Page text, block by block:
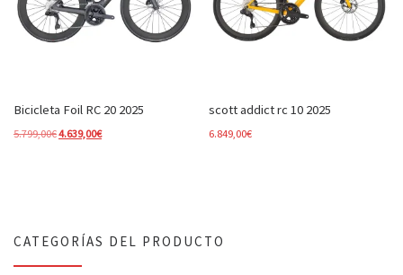
Bicicleta Foil RC 20 2025
5.799,00€El precio original era: 5.799,00€.
4.639,00€El precio actual es: 4.639,00€.
scott addict rc 10 2025
6.849,00€
CATEGORÍAS DEL PRODUCTO